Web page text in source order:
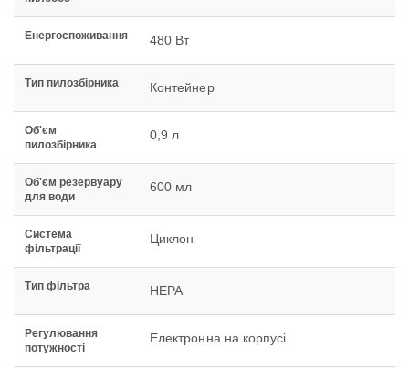
Енергоспоживання 480 Вт
Тип пилозбірника Контейнер
Об'єм
пилозбірника
0,9 л
Об'єм резервуару
для води
600 мл
Система
фільтрації
Циклон
Тип фільтра HEPA
Регулювання
потужності
Електронна на корпусі